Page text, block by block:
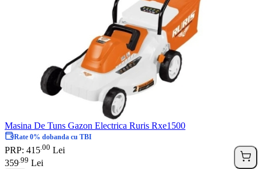
Masina De Tuns Gazon Electrica Ruris Rxe1500
Rate 0% dobanda cu TBI
PRP: 415 00 Lei
359 99 Lei